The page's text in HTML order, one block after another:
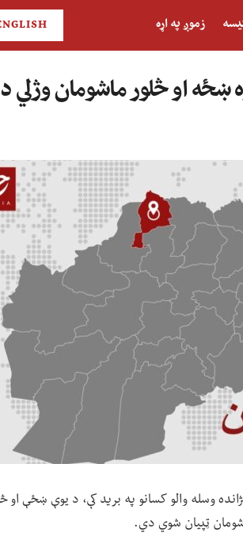
زموږ په اړه
ښځه او څلور ماشومان
وسله والو کسانو په برید کې، د یوې ښځې او
ټپیان شوي دي.